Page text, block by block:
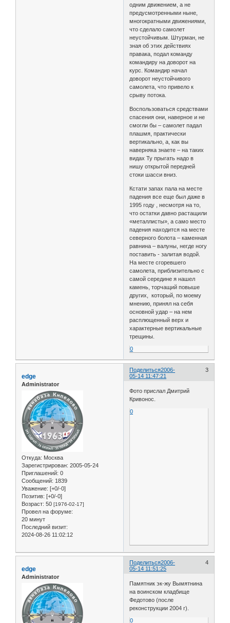
одним движением, а не
предусмотренными ныне,
многократными движениями,
что сделало самолет
неустойчивым. Штурман, не
зная об этих действиях
правака, подал команду
командиру на доворот на
курс. Командир начал
доворот неустойчивого
самолета, что привело к
срыву потока.
Воспользоваться средствами
спасения они, наверное и не
смогли бы – самолет падал
плашмя, практически
вертикально, а, как вы
наверняка знаете – на таких
видах Ту прыгать надо в
нишу открытой передней
стоки шасси вниз.
Кстати запах пала на месте
падения все еще был даже в
1995 году , несмотря на то,
что остатки давно растащили
«металлисты», а само место
падения находится на месте
северного болота – каменная
равнина – валуны, негде ногу
поставить - залитая водой.
На месте сгоревшего
самолета, приблизительно с
самой середине я нашел
камень, торчащий повыше
других, который, по моему
мнению, принял на себя
основной удар – на нем
расплющенный верх и
характерные вертикальные
трещины.
0
Поделиться 3
2006-
05-14 11:47:21
edge
Administrator
Откуда: Москва
Зарегистрирован: 2005-05-24
Приглашений: 0
Сообщений: 1839
Уважение: [+0/-0]
Позитив: [+0/-0]
Возраст: 50 [1976-02-17]
Провел на форуме:
20 минут
Последний визит:
2024-08-26 11:02:12
Фото прислал Дмитрий
Кривонос.
0
Поделиться 4
2006-
05-14 11:51:25
edge
Administrator
Памятник эк-жу Вымятнина
на воинском кладбище
Федотово (после
реконструкции 2004 г).
0